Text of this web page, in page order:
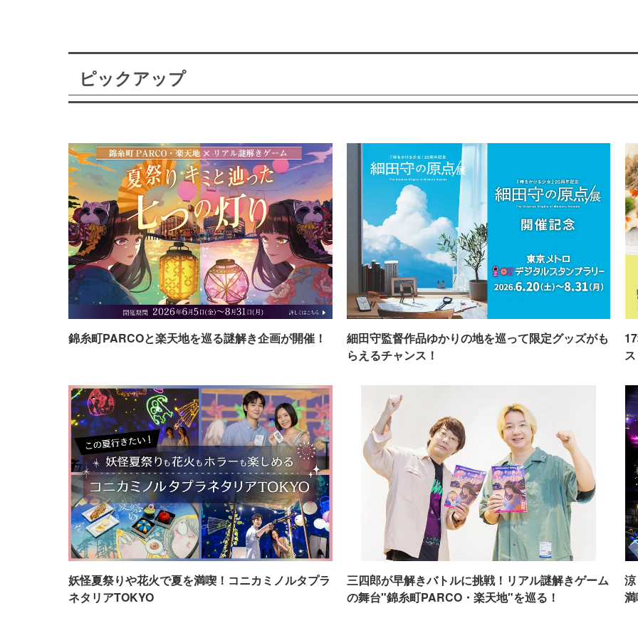
ピックアップ
錦糸町PARCOと楽天地を巡る謎解き企画が開催！
細田守監督作品ゆかりの地を巡って限定グッズがも
らえるチャンス！
妖怪夏祭りや花火で夏を満喫！コニカミノルタプラ
ネタリアTOKYO
三四郎が早解きバトルに挑戦！リアル謎解きゲーム
の舞台"錦糸町PARCO・楽天地"を巡る！